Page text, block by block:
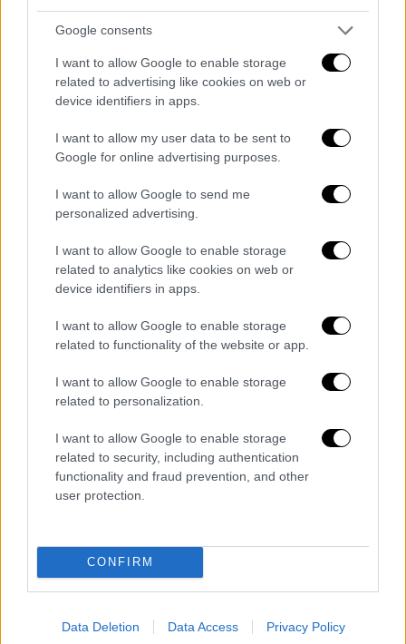
Google consents
I want to allow Google to enable storage
related to advertising like cookies on web or
device identifiers in apps.
I want to allow my user data to be sent to
Google for online advertising purposes.
I want to allow Google to send me
personalized advertising.
I want to allow Google to enable storage
related to analytics like cookies on web or
device identifiers in apps.
I want to allow Google to enable storage
related to functionality of the website or app.
I want to allow Google to enable storage
related to personalization.
I want to allow Google to enable storage
related to security, including authentication
functionality and fraud prevention, and other
user protection.
CONFIRM
Data Deletion Data Access Privacy Policy
Οι έρευνες για τον εντοπισμό των
υπόλοιπων επιβατών θα διακοπούν το βράδυ
και θα ξαναρχίσουν αύριο Παρασκευή.
Έκα Τονιασνία , που διασώθηκε και
νοσηλεύεται σε νοσοκομείο τουΜπαλί, είπε
ότι το πλοίο πήρε κλίση και αμέσως
βυθίστηκε. «Οι περισσότεροι επιβάτες ήταν
Ινδονήσιοι. Εγώ ταξίδευα με τον πατέρα μου,
Νάνανγκ Σίγκτι, ο διευθυντής της τοπικής
υπηρεσίας έρευνας και διάσωσης που
εδρεύει στη Σουραμπάγια, είπε ότι στην
περιοχή επικρατούσαν ισχυροί άνεμοι και
τις επιχειρήσεις διάσωσης. «Το KMP Tunu
Pratama Jaya(…) βυθίστηκε περίπου 25
λεπτά αφού σήκωσε άγκυρα», είπε,
προσθέτοντας ότι το φεριμπότ μετέφερε
επίσης 14 φορτηγά και οκτώ αυτοκίνητα.
video